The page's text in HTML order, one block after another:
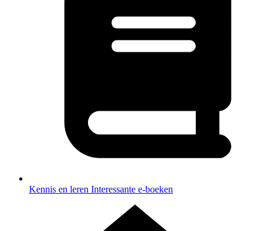
Kennis en leren Interessante e-boeken